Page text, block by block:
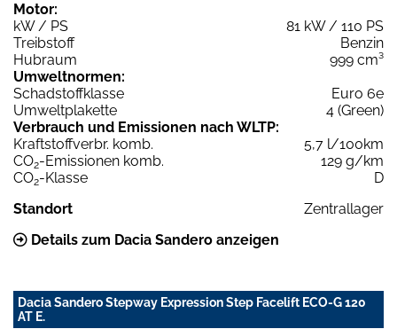
Motor:
kW / PS
81 kW / 110 PS
Treibstoff
Benzin
Hubraum
999 cm³
Umweltnormen:
Schadstoffklasse
Euro 6e
Umweltplakette
4 (Green)
Verbrauch und Emissionen nach WLTP:
Kraftstoffverbr. komb.
5,7 l/100km
CO2-Emissionen komb.
129 g/km
CO2-Klasse
D
Standort
Zentrallager
Details zum Dacia Sandero anzeigen
Dacia Sandero Stepway Expression Step Facelift ECO-G 120
AT E.